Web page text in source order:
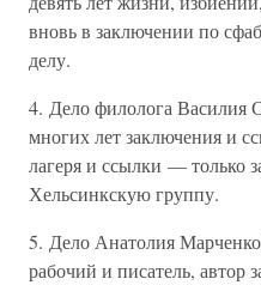
вновь в заключении по
делу.
4. Дело филолога Василия
многих лет заключения и
лагеря и ссылки — только
Хельсинкскую группу.
5. Дело Анатолия
рабочий и писатель, автор